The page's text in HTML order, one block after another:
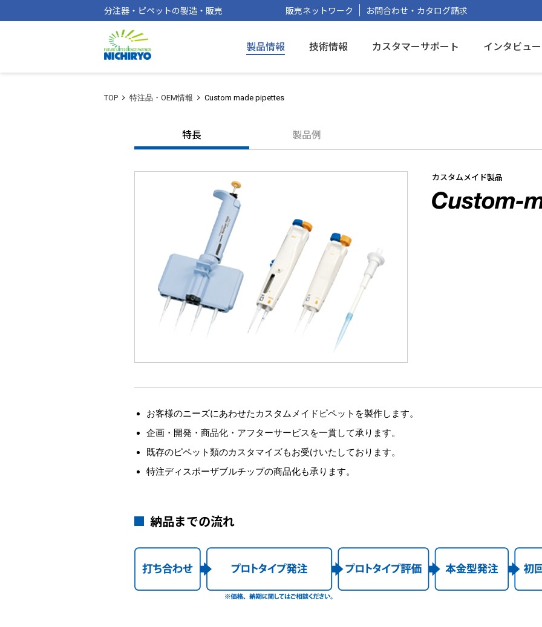
分注器・ピペットの製造・販売 販売ネットワーク お問合わせ・カタログ請求
製品情報 技術情報 カスタマーサポート インタビュー
TOP 特注品・OEM情報 Custom made pipettes
特長 製品例
カスタムメイド製品
お客様のニーズにあわせたカスタムメイドピペットを製作します。
企画・開発・商品化・アフターサービスを一貫して承ります。
既存のピペット類のカスタマイズもお受けいたしております。
特注ディスポーザブルチップの商品化も承ります。
納品までの流れ